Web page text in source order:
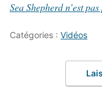
Sea Shepherd n’est
Catégories : Vidéos